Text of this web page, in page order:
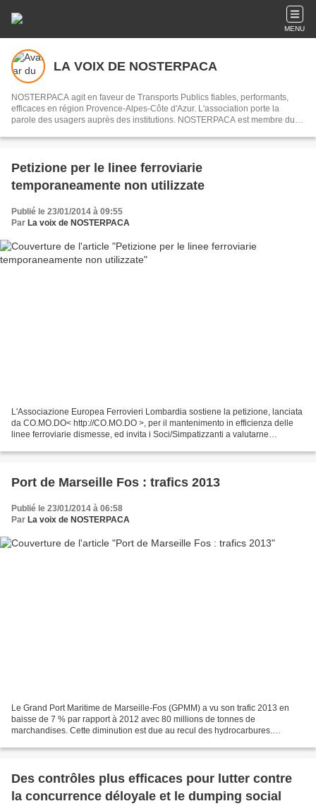
MENU
LA VOIX DE NOSTERPACA
NOSTERPACA agit en faveur de Transports Publics fiables, performants,
efficaces en région Provence-Alpes-Côte d'Azur. L'association porte la
parole des usagers auprès des institutions. NOSTERPACA est membre du
Petizione per le linee ferroviarie
temporaneamente non utilizzate
Publié le 23/01/2014 à 09:55
Par La voix de NOSTERPACA
L'Associazione Europea Ferrovieri Lombardia sostiene la petizione, lanciata
da CO.MO.DO< http://CO.MO.DO >, per il mantenimento in efficienza delle
linee ferroviarie dismesse, ed invita i Soci/Simpatizzanti a valutarne
Port de Marseille Fos : trafics 2013
Publié le 23/01/2014 à 06:58
Par La voix de NOSTERPACA
Le Grand Port Maritime de Marseille-Fos (GPMM) a vu son trafic 2013 en
baisse de 7 % par rapport à 2012 avec 80 millions de tonnes de
marchandises. Cette diminution est due au recul des hydrocarbures.
Des contrôles plus efficaces pour lutter contre
la concurrence déloyale et le dumping social